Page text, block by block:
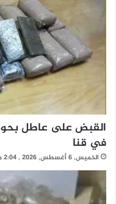
في قنا
الخميس, 6 أغسطس, 2026 , 2:04 م